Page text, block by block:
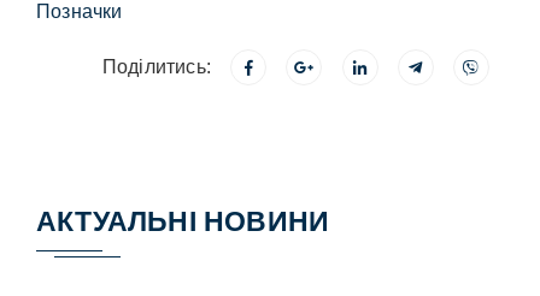
Позначки
Поділитись:
АКТУАЛЬНІ НОВИНИ